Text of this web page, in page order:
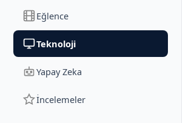
Eğlence
Teknoloji
Yapay Zeka
İncelemeler